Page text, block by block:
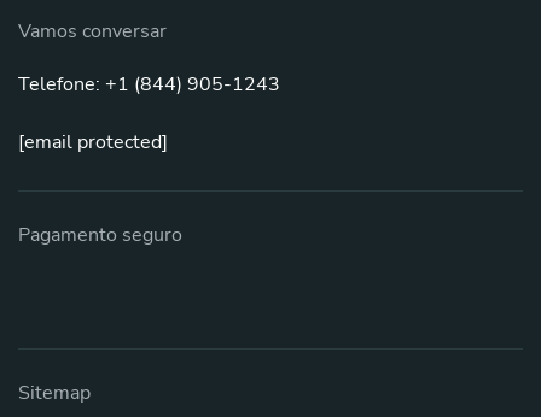
Vamos conversar
Telefone: +1 (844) 905-1243
[email protected]
Pagamento seguro
Sitemap